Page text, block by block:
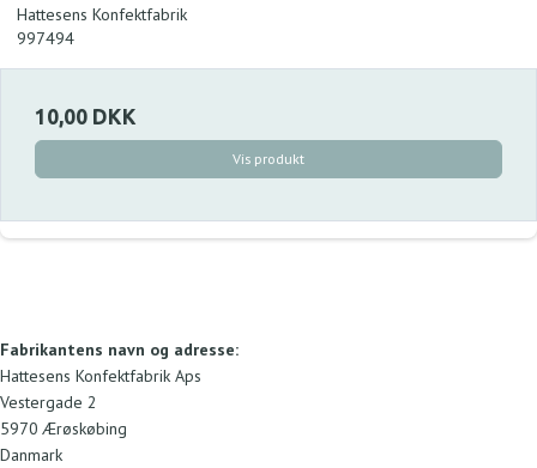
Hattesens Konfektfabrik
997494
10,00 DKK
Vis produkt
Fabrikantens navn og adresse:
Hattesens Konfektfabrik Aps
Vestergade 2
5970 Ærøskøbing
Danmark